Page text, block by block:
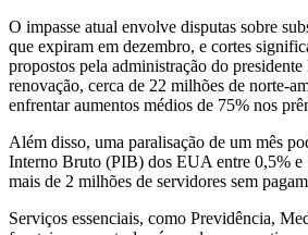
O impasse atual envolve disputas sobre
que expiram em dezembro, e cortes
propostos pela administração do
renovação, cerca de 22 milhões de norte-
enfrentar aumentos médios de 75% nos
Além disso, uma paralisação de um mês
Interno Bruto (PIB) dos EUA entre 0,5% e
mais de 2 milhões de servidores sem
Serviços essenciais, como Previdência,